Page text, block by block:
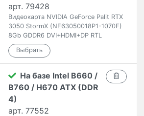
арт. 79428
Видеокарта NVIDIA GeForce Palit RTX
3050 StormX (NE63050018P1-1070F)
8Gb GDDR6 DVI+HDMI+DP RTL
На базе Intel B660 /
B760 / H670 ATX (DDR
4)
арт. 77552